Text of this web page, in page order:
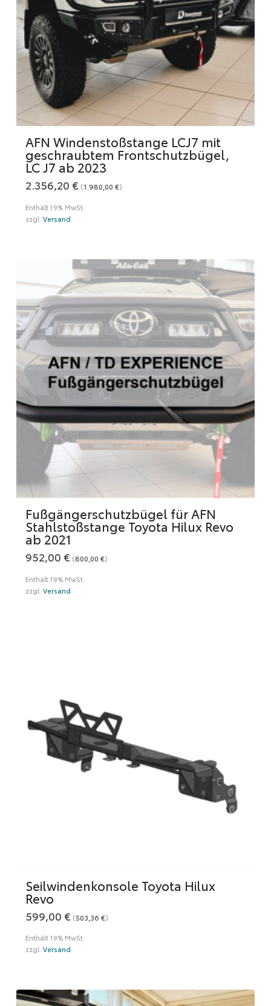
AFN Windenstoßstange LCJ7 mit
geschraubtem Frontschutzbügel,
LC J7 ab 2023
2.356,20 € (1.980,00 €)
Enthält 19% MwSt.
zzgl. Versand
Fußgängerschutzbügel für AFN
Stahlstoßstange Toyota Hilux Revo
ab 2021
952,00 € (800,00 €)
Enthält 19% MwSt.
zzgl. Versand
Seilwindenkonsole Toyota Hilux
Revo
599,00 € (503,36 €)
Enthält 19% MwSt.
zzgl. Versand